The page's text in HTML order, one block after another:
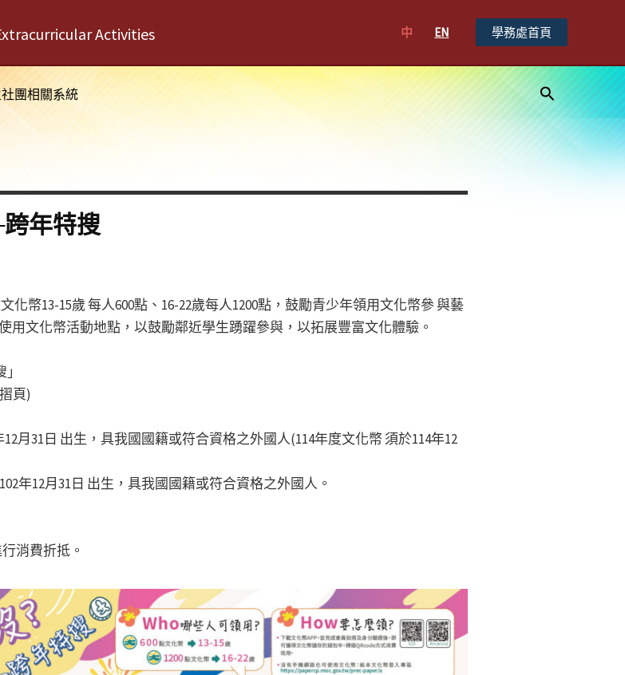
Activities 中 EN 學務處首頁
團相關系統
搜
尋
年特搜
幣13-15歲 每人600點、16-22歲每人1200點，鼓勵青少年領用文化幣參 與藝
用文化幣活動地點，以鼓勵鄰近學生踴躍參與，以拓展豐富文化體驗。
頁)
月31日 出生，具我國國籍或符合資格之外國人(114年度文化幣 須於114年12
年12月31日 出生，具我國國籍或符合資格之外國人。
消費折抵。